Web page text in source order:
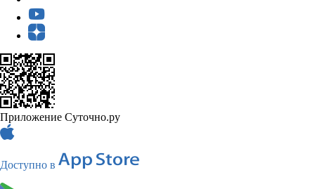
Приложение Суточно.ру
Доступно в